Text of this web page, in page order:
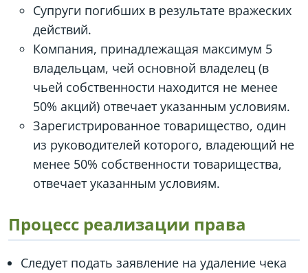
Супруги погибших в результате вражеских
действий.
Компания, принадлежащая максимум 5
владельцам, чей основной владелец (в
чьей собственности находится не менее
50% акций) отвечает указанным условиям.
Зарегистрированное товарищество, один
из руководителей которого, владеющий не
менее 50% собственности товарищества,
отвечает указанным условиям.
Процесс реализации права
Следует подать заявление на удаление чека